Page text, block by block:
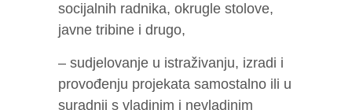
socijalnih radnika, okrugle stolove,
javne tribine i drugo,
– sudjelovanje u istraživanju, izradi i
provođenju projekata samostalno ili u
suradnji s vladinim i nevladinim